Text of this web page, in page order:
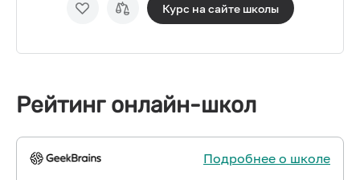
Курс на сайте школы
Рейтинг онлайн-школ
Подробнее о школе